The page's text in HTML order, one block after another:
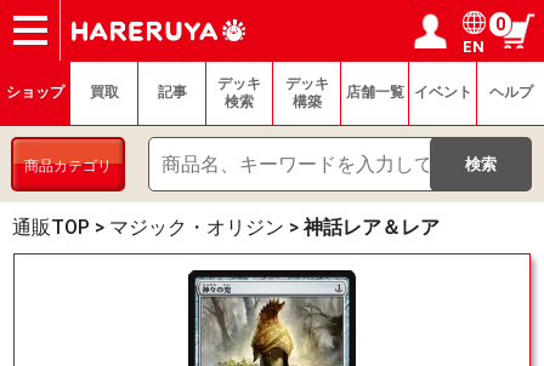
ショップ
買取
記事
デッキ検索
デッキ構築
選手一覧
店舗一覧
イベント
ヘルプ
お問い合わせ ログイン／会員登録
マイページ
EN
0
ショップ 買取 記事
デッキ
検索
デッキ
構築
店舗一覧 イベント ヘルプ
商品カテゴリ
通販TOP > マジック・オリジン > 神話レア＆レア